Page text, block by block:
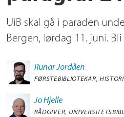
UiB skal gå i paraden
Bergen, lørdag 11. juni.
RunarJordåen
FØRSTEBIBLIOTEKAR,
JoHjelle
RÅDGIVER,